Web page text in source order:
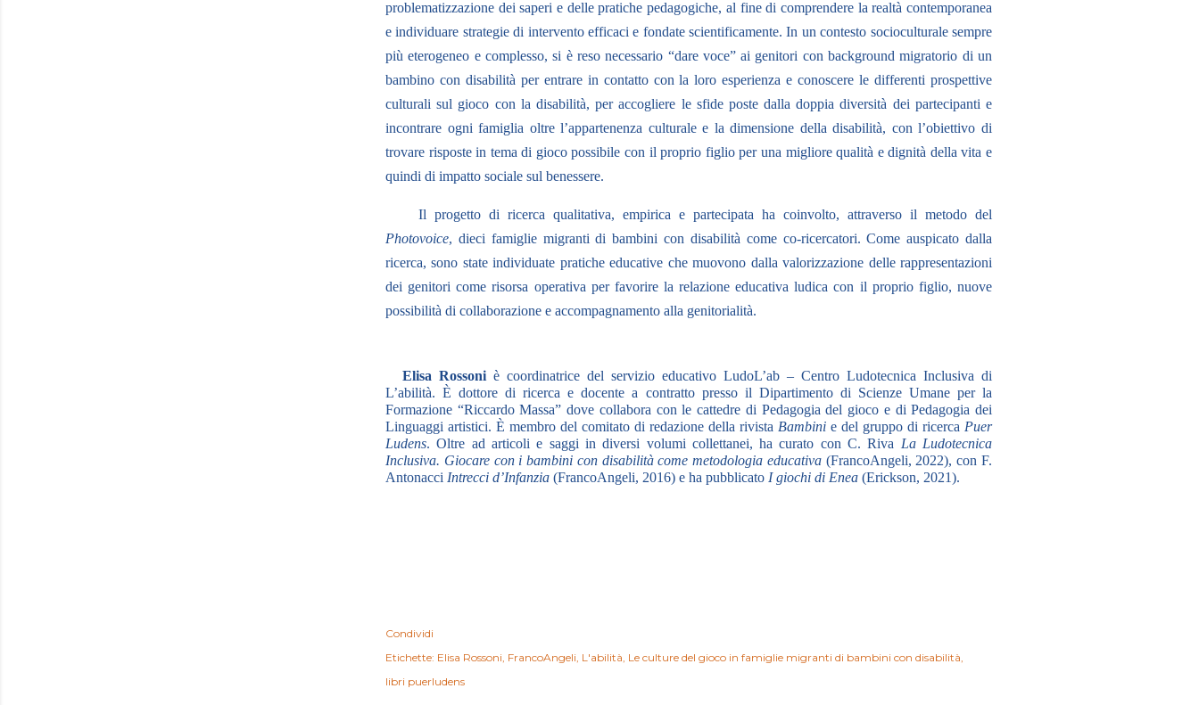
problematizzazione dei saperi e delle pratiche pedagogiche, al fine di comprendere la realtà contemporanea
e individuare strategie di intervento efficaci e fondate scientificamente. In un contesto socioculturale sempre
più eterogeneo e complesso, si è reso necessario “dare voce” ai genitori con background migratorio di un
bambino con disabilità per entrare in contatto con la loro esperienza e conoscere le differenti prospettive
culturali sul gioco con la disabilità, per accogliere le sfide poste dalla doppia diversità dei partecipanti e
incontrare ogni famiglia oltre l’appartenenza culturale e la dimensione della disabilità, con l’obiettivo di
trovare risposte in tema di gioco possibile con il proprio figlio per una migliore qualità e dignità della vita e
quindi di impatto sociale sul benessere.
Il progetto di ricerca qualitativa, empirica e partecipata ha coinvolto, attraverso il metodo del
Photovoice, dieci famiglie migranti di bambini con disabilità come co-ricercatori. Come auspicato dalla
ricerca, sono state individuate pratiche educative che muovono dalla valorizzazione delle rappresentazioni
dei genitori come risorsa operativa per favorire la relazione educativa ludica con il proprio figlio, nuove
possibilità di collaborazione e accompagnamento alla genitorialità.
Elisa Rossoniè coordinatrice del servizio educativo LudoL’ab – Centro Ludotecnica Inclusiva di
L’abilità. È dottore di ricerca e docente a contratto presso il Dipartimento di Scienze Umane per la
Formazione “Riccardo Massa” dove collabora con le cattedre di Pedagogia del gioco e di Pedagogia dei
Linguaggi artistici. È membro del comitato di redazione della rivista Bambini e del gruppo di ricerca Puer
Ludens. Oltre ad articoli e saggi in diversi volumi collettanei, ha curato con C. Riva La Ludotecnica
Inclusiva. Giocare con i bambini con disabilità come metodologia educativa(FrancoAngeli, 2022), con F.
Antonacci Intrecci d’Infanzia (FrancoAngeli, 2016) e ha pubblicato I giochi di Enea (Erickson, 2021).
Condividi
Etichette: Elisa Rossoni FrancoAngeli L'abilità Le culture del gioco in famiglie migranti di bambini con disabilità
libri puerludens